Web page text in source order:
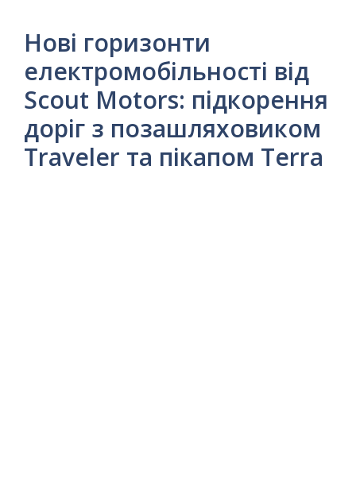
Нові горизонти
електромобільності від
Scout Motors: підкорення
доріг з позашляховиком
Traveler та пікапом Terra